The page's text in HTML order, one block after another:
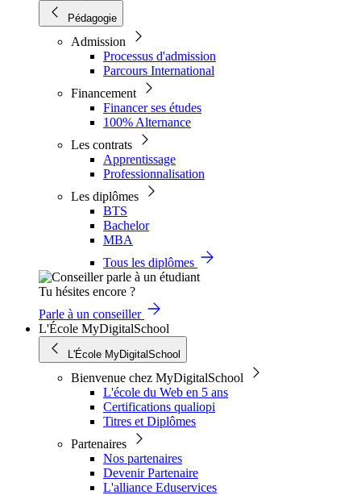
Pédagogie
Admission
Processus d'admission
Parcours International
Financement
Financer ses études
100% Alternance
Les contrats
Apprentissage
Professionnalisation
Les diplômes
BTS
Bachelor
MBA
Tous les diplômes
Tu hésites encore ?
Parle à un conseiller
L'École MyDigitalSchool
L'École MyDigitalSchool
Bienvenue chez MyDigitalSchool
L'école du Web en 5 ans
Certifications qualiopi
Titres et Diplômes
Partenaires
Nos partenaires
Devenir Partenaire
L'alliance Eduservices